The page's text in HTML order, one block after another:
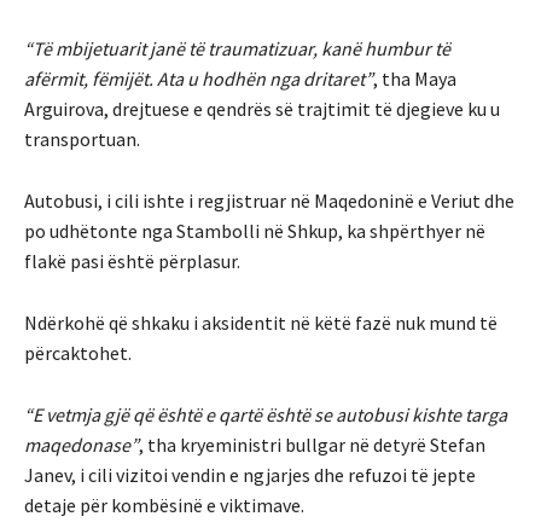
“Të mbijetuarit janë të traumatizuar, kanë humbur të
afërmit, fëmijët. Ata u hodhën nga dritaret”, tha Maya
Arguirova, drejtuese e qendrës së trajtimit të djegieve ku u
transportuan.
Autobusi, i cili ishte i regjistruar në Maqedoninë e Veriut dhe
po udhëtonte nga Stambolli në Shkup, ka shpërthyer në
flakë pasi është përplasur.
Ndërkohë që shkaku i aksidentit në këtë fazë nuk mund të
përcaktohet.
“E vetmja gjë që është e qartë është se autobusi kishte targa
maqedonase”, tha kryeministri bullgar në detyrë Stefan
Janev, i cili vizitoi vendin e ngjarjes dhe refuzoi të jepte
detaje për kombësinë e viktimave.